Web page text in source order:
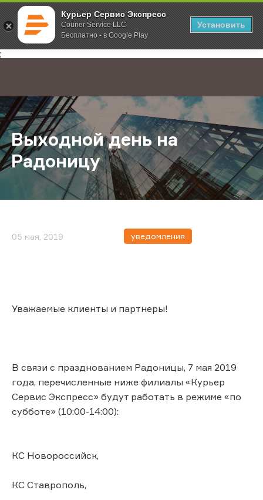
Курьер Сервис Экспресс
Courier Service LLC
Бесплатно - в Google Play
Установить
;
Главная О компании Новости Выходной день на Радоницу
Выходной день на
Радоницу
05 мая, 2019 уведомления
Уважаемые клиенты и партнеры!
В связи с празднованием Радоницы, 7 мая 2019
года, перечисленные ниже филиалы «Курьер
Сервис Экспресс» будут работать в режиме «по
субботе» (10:00-14:00):
КС Новороссийск,
КС Ставрополь,